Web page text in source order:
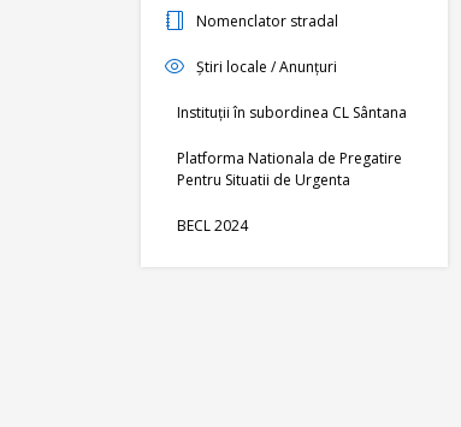
Nomenclator stradal
Știri locale / Anunțuri
Instituții în subordinea CL Sântana
Platforma Nationala de Pregatire
Pentru Situatii de Urgenta
BECL 2024